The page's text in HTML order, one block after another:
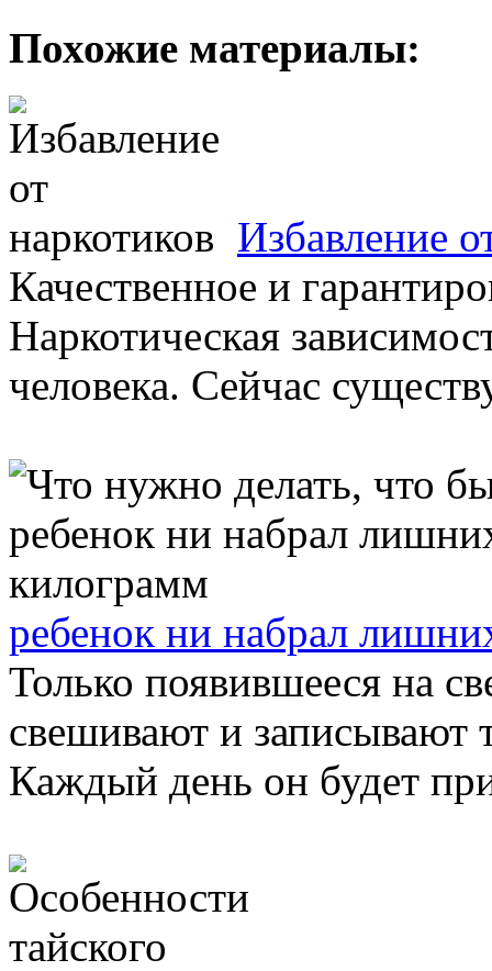
Похожие материалы:
Избавление
Качественное и
Наркотическая
человека. Сейчас
ребенок ни набрал
Только появившееся на
свешивают и записывают
Каждый день он будет